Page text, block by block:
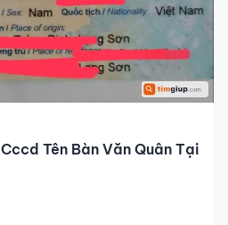
Tên Bàn Văn Quân Tại